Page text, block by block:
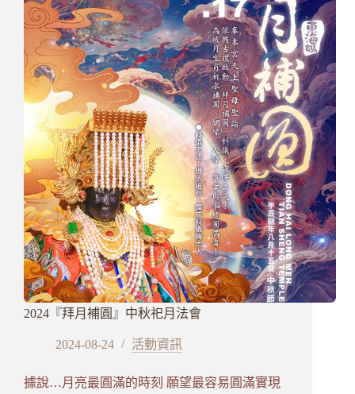
天
赦
日-2024
南
斗
六
壽
道
場
2024『拜月補圓』中秋祀月法會
2024-08-24 活動資訊
據說…月亮最圓滿的時刻 願望最容易圓滿實現